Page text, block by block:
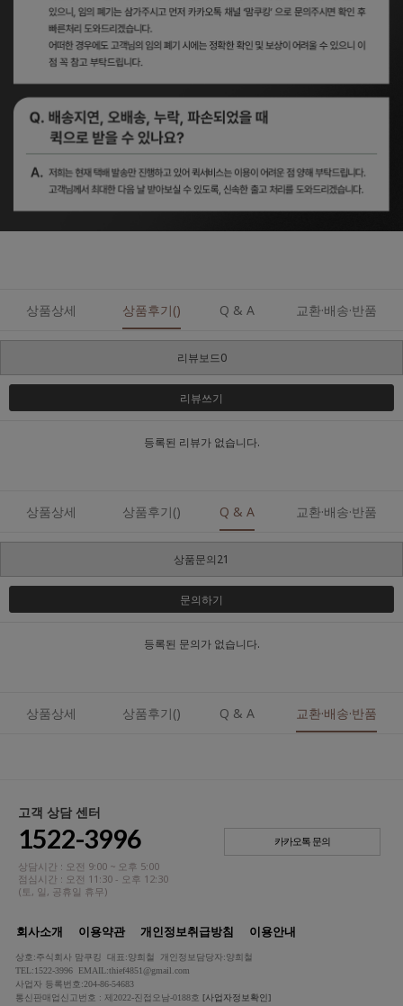
상품상세 상품후기() Q & A 교환·배송·반품
리뷰보드0
리뷰쓰기
등록된 리뷰가 없습니다.
상품상세 상품후기() Q & A 교환·배송·반품
상품문의21
문의하기
등록된 문의가 없습니다.
상품상세 상품후기() Q & A 교환·배송·반품
고객 상담 센터
1522-3996
상담시간 : 오전 9:00 ~ 오후 5:00
점심시간 : 오전 11:30 - 오후 12:30
(토, 일, 공휴일 휴무)
카카오톡 문의
회사소개 이용약관 개인정보취급방침 이용안내
상호:주식회사 맘쿠킹 대표:양희철 개인정보담당자:양희철
TEL:1522-3996 EMAIL:thief4851@gmail.com
사업자 등록번호:204-86-54683
통신판매업신고번호 : 제2022-진접오남-0188호 [사업자정보확인]